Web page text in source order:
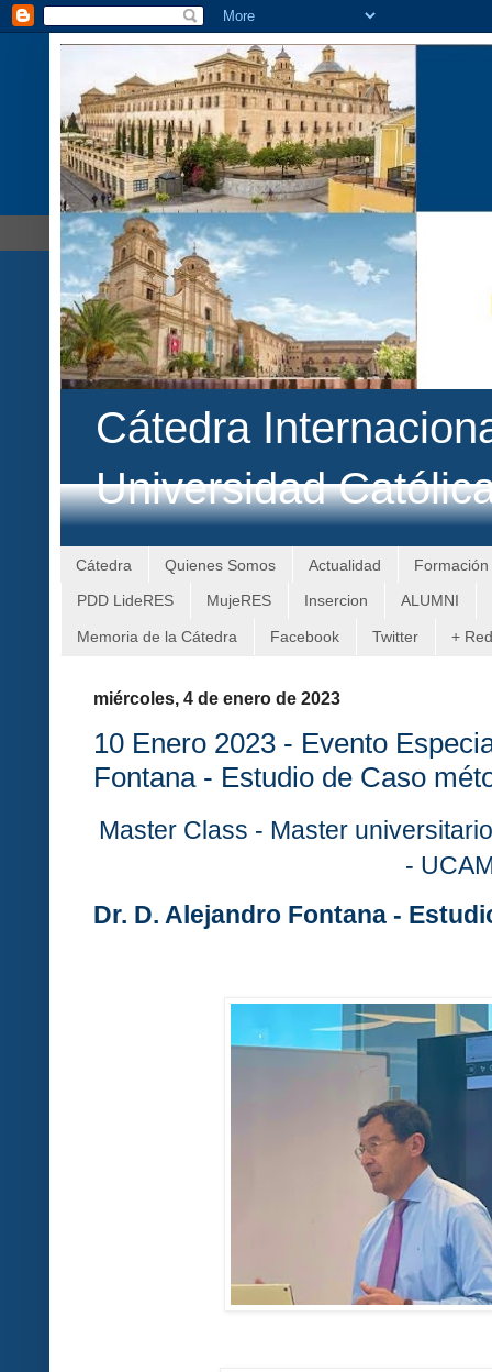
Cátedra
Universidad
Cátedra Quienes Somos Actualidad Formación
PDD LideRES MujeRES Insercion ALUMNI
Memoria de la Cátedra Facebook Twitter +
miércoles, 4 de enero de 2023
10 Enero 2023 - Evento
Fontana - Estudio de Caso
Master Class - Master
-
Dr. D. Alejandro Fontana -